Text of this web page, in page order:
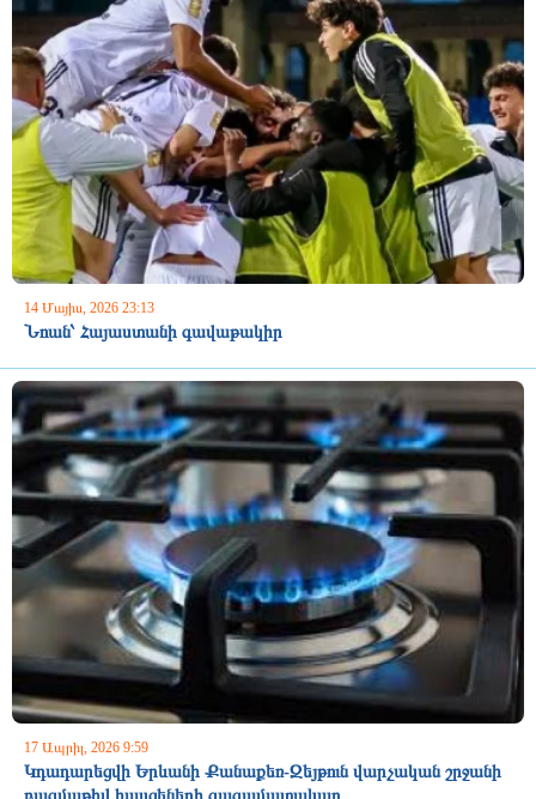
14 Մայիս, 2026 23:13
Նոան՝ Հայաստանի գավաթակիր
17 Ապրիլ, 2026 9:59
Կդադարեցվի Երևանի Քանաքեռ-Զեյթուն վարչական շրջանի
բազմաթիվ հասցեների գազամատակար...